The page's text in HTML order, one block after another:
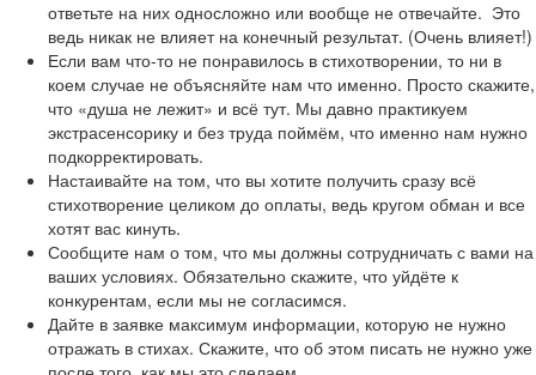
ответьте на них односложно или вообще не отвечайте. Это
ведь никак не влияет на конечный результат. (Очень влияет!)
Если вам что-то не понравилось в стихотворении, то ни в
коем случае не объясняйте нам что именно. Просто скажите,
что «душа не лежит» и всё тут. Мы давно практикуем
экстрасенсорику и без труда поймём, что именно нам нужно
подкорректировать.
Настаивайте на том, что вы хотите получить сразу всё
стихотворение целиком до оплаты, ведь кругом обман и все
хотят вас кинуть.
Сообщите нам о том, что мы должны сотрудничать с вами на
ваших условиях. Обязательно скажите, что уйдёте к
конкурентам, если мы не согласимся.
Дайте в заявке максимум информации, которую не нужно
отражать в стихах. Скажите, что об этом писать не нужно уже